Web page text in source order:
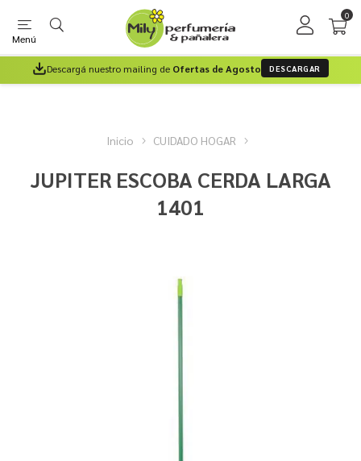
Menú
0
Descargá nuestro mailing de Ofertas de Agosto DESCARGAR
Inicio CUIDADO HOGAR
JUPITER ESCOBA CERDA LARGA
1401